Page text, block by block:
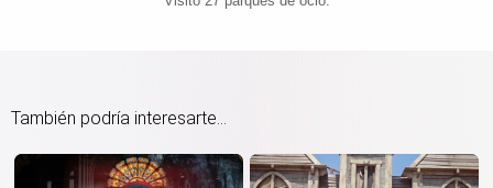
También podría interesarte...